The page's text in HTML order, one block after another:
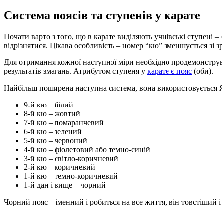
Система поясів та ступенів у карате
Почати варто з того, що в карате виділяють учнівські ступені
відрізнятися. Цікава особливість – номер “кю” зменшується
Для отримання кожної наступної міри необхідно
результатів змагань. Атрибутом ступеня у карате є пояс (оби).
Найбільш поширена наступна система, вона
9-й кю – білий
8-й кю – жовтий
7-й кю – помаранчевий
6-й кю – зелений
5-й кю – червоний
4-й кю – фіолетовий або темно-синій
3-й кю – світло-коричневий
2-й кю – коричневий
1-й кю – темно-коричневий
1-й дан і вище – чорний
Чорний пояс – іменний і робиться на все життя, він товстіший